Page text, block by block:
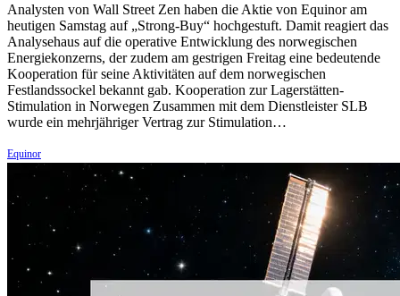
Analysten von Wall Street Zen haben die Aktie von Equinor am
heutigen Samstag auf „Strong-Buy“ hochgestuft. Damit reagiert das
Analysehaus auf die operative Entwicklung des norwegischen
Energiekonzerns, der zudem am gestrigen Freitag eine bedeutende
Kooperation für seine Aktivitäten auf dem norwegischen
Festlandssockel bekannt gab. Kooperation zur Lagerstätten-
Stimulation in Norwegen Zusammen mit dem Dienstleister SLB
wurde ein mehrjähriger Vertrag zur Stimulation…
Equinor